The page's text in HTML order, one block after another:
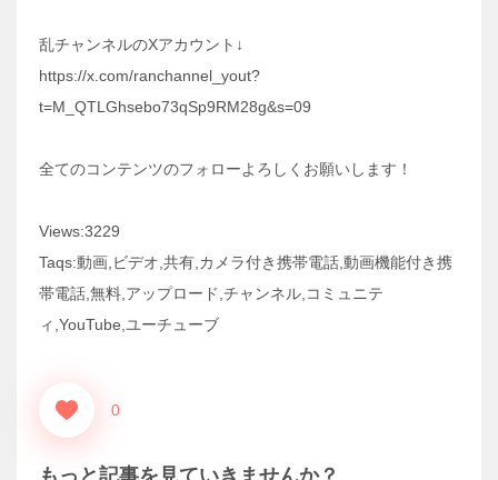
乱チャンネルのXアカウント↓
https://x.com/ranchannel_yout?
t=M_QTLGhsebo73qSp9RM28g&s=09
全てのコンテンツのフォローよろしくお願いします！
Views:3229
Taqs:動画,ビデオ,共有,カメラ付き携帯電話,動画機能付き携
帯電話,無料,アップロード,チャンネル,コミュニテ
ィ,YouTube,ユーチューブ
0
もっと記事を見ていきませんか？